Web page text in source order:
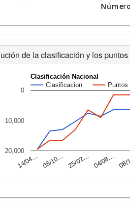
de la clasificación y los
Clasificación Nacional
Clasificacion
Puntos
14/04… 08/10… 25/02… 04/08…
0
10,000
20,000